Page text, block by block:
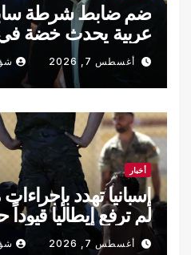
ضم ضابط شرطة
عربية يحدث خضة في
الإسرائيلية
أغسطس 7, 2026
أخبار
إسبانيا تهدد
لم ترفع إيطاليا قيوداً
أغسطس 7, 2026